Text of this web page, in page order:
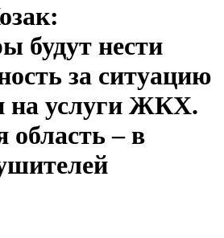
будут нести
за ситуацию
на услуги ЖКХ.
область – в